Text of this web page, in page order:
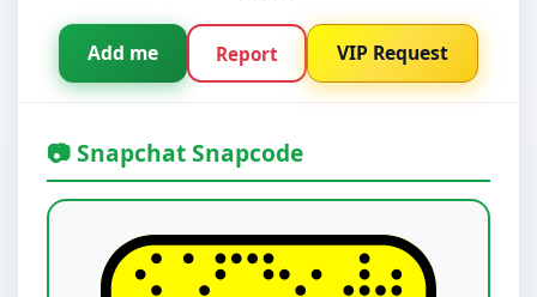
Add me Report VIP Request
📷 Snapchat Snapcode